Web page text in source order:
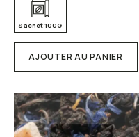
Sachet 100G
AJOUTER AU PANIER
*Obligatoire
Vos données
vous fournir le service de
BOLJOY.Lire la Politique
pour de plus amples